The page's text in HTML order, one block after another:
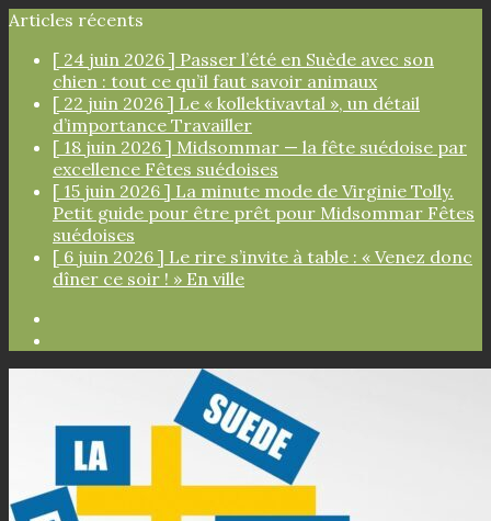
Articles récents
[ 24 juin 2026 ] Passer l’été en Suède avec son
chien : tout ce qu’il faut savoir animaux
[ 22 juin 2026 ] Le « kollektivavtal », un détail
d’importance Travailler
[ 18 juin 2026 ] Midsommar — la fête suédoise par
excellence Fêtes suédoises
[ 15 juin 2026 ] La minute mode de Virginie Tolly.
Petit guide pour être prêt pour Midsommar Fêtes
suédoises
[ 6 juin 2026 ] Le rire s’invite à table : « Venez donc
dîner ce soir ! » En ville